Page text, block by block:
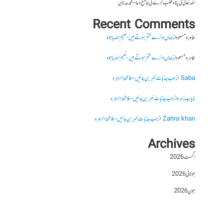
اللہ تعالیٰ کی پناہ طلب کرنے کی جامع دعا – محمد عدنان
Recent Comments
طاہرہ مسعودازجہاں دائرے ختم ہوتے ہیں- نعیم اللہ باجوہ
طاہرہ مسعودازجہاں دائرے ختم ہوتے ہیں- نعیم اللہ باجوہ
Sabaازجب جذبات خبر بن جائیں – فاطمۃالزہرہ
نایاب زہرہازجب جذبات خبر بن جائیں – فاطمۃالزہرہ
Zahra khanازجب جذبات خبر بن جائیں – فاطمۃالزہرہ
Archives
اگست 2026
جولائی 2026
جون 2026